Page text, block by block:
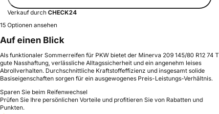
Verkauf durch CHECK24
15 Optionen ansehen
Auf einen Blick
Als funktionaler Sommerreifen für PKW bietet der Minerva 209 145/80 R12 74 T
gute Nasshaftung, verlässliche Alltagssicherheit und ein angenehm leises
Abrollverhalten. Durchschnittliche Kraftstoffeffizienz und insgesamt solide
Basiseigenschaften sorgen für ein ausgewogenes Preis-Leistungs-Verhältnis.
Sparen Sie beim Reifenwechsel
Prüfen Sie Ihre persönlichen Vorteile und profitieren Sie von Rabatten und
Punkten.